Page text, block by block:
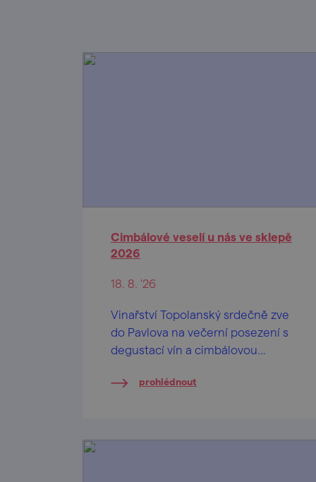
Cimbálové veselí u nás ve sklepě
2026
18. 8. '26
Vinařství Topolanský srdečně zve
do Pavlova na večerní posezení s
degustací vín a cimbálovou
prohlédnout